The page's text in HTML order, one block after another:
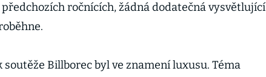
ročnících, žádná dodatečná vysvětlující
Billborec byl ve znamení luxusu. Téma